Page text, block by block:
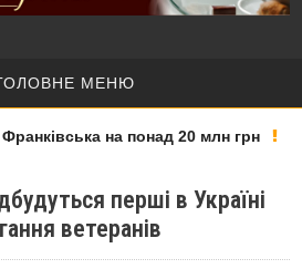
МЕНЮ
на понад 20 млн грн
перші в Україні
ветеранів